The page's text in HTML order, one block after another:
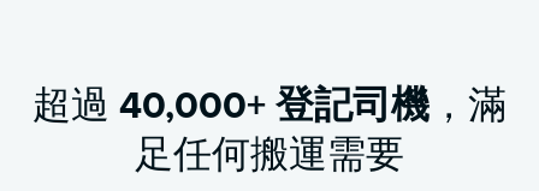
超過 40,000+ 登記司機 ，滿
足任何搬運需要